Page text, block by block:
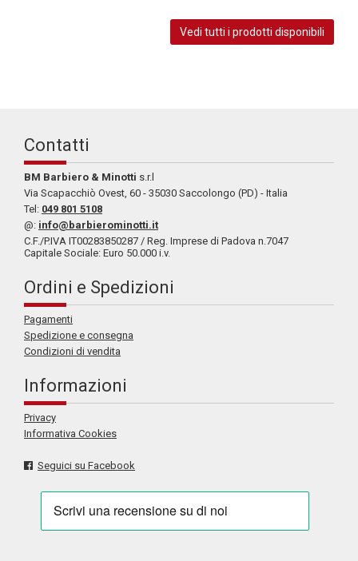
Vedi tutti i prodotti disponibili
Contatti
BM Barbiero & Minotti s.r.l
Via Scapacchiò Ovest, 60 - 35030 Saccolongo (PD) - Italia
Tel: 049 801 5108
@: info@barbierominotti.it
C.F./P.IVA IT00283850287 / Reg. Imprese di Padova n.7047
Capitale Sociale: Euro 50.000 i.v.
Ordini e Spedizioni
Pagamenti
Spedizione e consegna
Condizioni di vendita
Informazioni
Privacy
Informativa Cookies
Seguici su Facebook